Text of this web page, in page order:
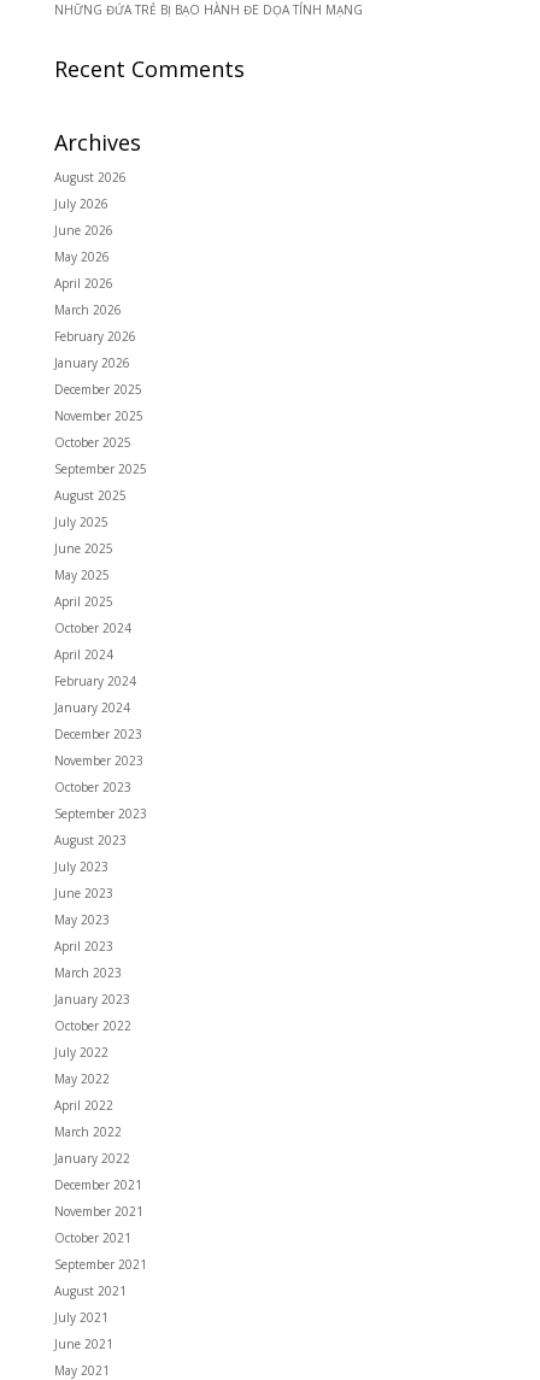
NHỮNG ĐỨA TRẺ BỊ BẠO HÀNH ĐE DỌA TÍNH MẠNG
Recent Comments
Archives
August 2026
July 2026
June 2026
May 2026
April 2026
March 2026
February 2026
January 2026
December 2025
November 2025
October 2025
September 2025
August 2025
July 2025
June 2025
May 2025
April 2025
October 2024
April 2024
February 2024
January 2024
December 2023
November 2023
October 2023
September 2023
August 2023
July 2023
June 2023
May 2023
April 2023
March 2023
January 2023
October 2022
July 2022
May 2022
April 2022
March 2022
January 2022
December 2021
November 2021
October 2021
September 2021
August 2021
July 2021
June 2021
May 2021